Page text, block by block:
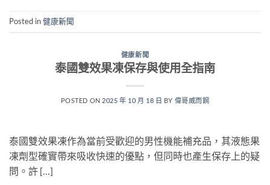
Posted in健康新聞
健康新聞
泰國雙效果凍保存與使用全指南
POSTED ON 2025 年 10 月 18 日 BY 偉哥威而鋼
泰國雙效果凍作為當前受歡迎的男性機能補充品，其液態果
凍劑型確實帶來吸收快速的優點，但同時也產生保存上的疑
問。許 […]